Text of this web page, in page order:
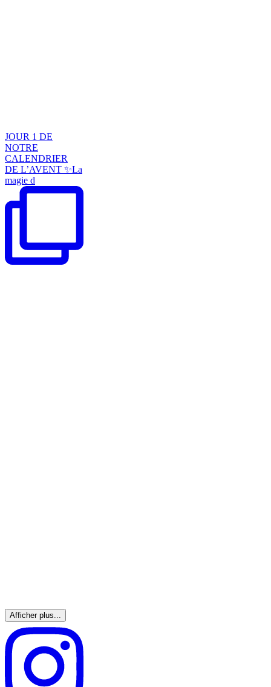
JOUR 1 DE
NOTRE
CALENDRIER
DE L’AVENT ✨La
magie d
Afficher plus...